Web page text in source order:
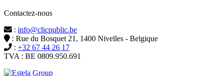
Contactez-nous
: info@clicpublic.be
: Rue du Bosquet 21, 1400 Nivelles - Belgique
: +32 67 44 26 17
TVA : BE 0809.950.691